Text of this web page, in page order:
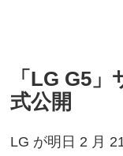
「LG G5
式公開
LG が明日 2 月